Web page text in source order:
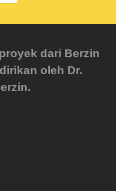
dari Berzin
oleh Dr.